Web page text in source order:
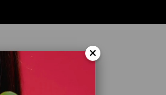
İnci Mercan Bileklik
×